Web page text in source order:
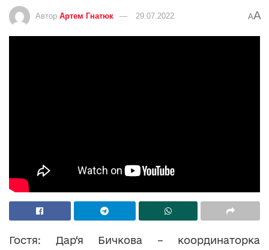
Автор Артем Гнатюк 29.07.2022 AA
Гостя: Дар‘я Бичкова – координаторка